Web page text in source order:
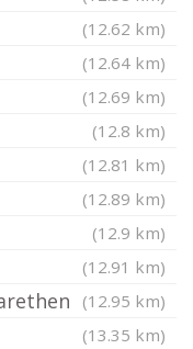
(12.62 km)
(12.64 km)
(12.69 km)
(12.8 km)
(12.81 km)
(12.89 km)
(12.9 km)
(12.91 km)
(12.95 km)
(13.35 km)